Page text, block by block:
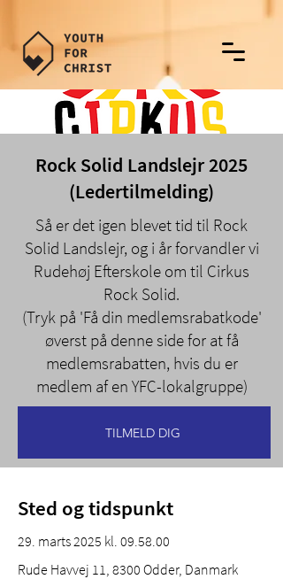
Rock Solid Landslejr 2025
(Ledertilmelding)
Så er det igen blevet tid til Rock
Solid Landslejr, og i år forvandler vi
Rudehøj Efterskole om til Cirkus
Rock Solid.
(Tryk på 'Få din medlemsrabatkode'
øverst på denne side for at få
medlemsrabatten, hvis du er
medlem af en YFC-lokalgruppe)
TILMELD DIG
Sted og tidspunkt
29. marts 2025 kl. 09.58.00
Rude Havvej 11, 8300 Odder, Danmark